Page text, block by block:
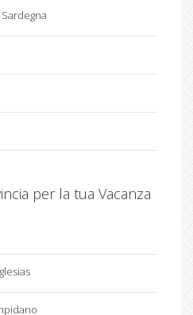
per la tua Vacanza